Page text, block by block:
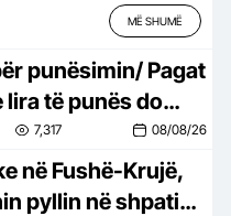
MË SHUMË
punësimin/ Pagat
lira të punës do
krijohet pasaporta
7,317 08/08/26
në Fushë-Krujë,
pyllin në shpatin